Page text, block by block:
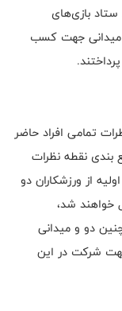
بازی‌های
میدانی جهت کسب
تمامی افراد حاضر
بندی نقطه نظرات
از ورزشکاران دو
خواهند شد،
دو و میدانی
شرکت در این